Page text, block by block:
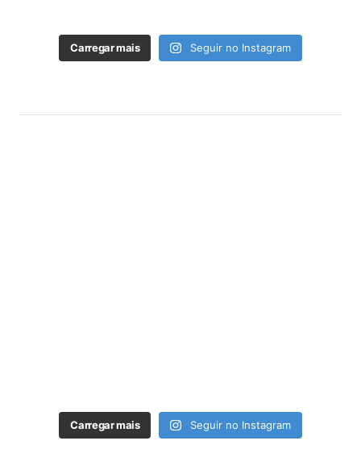
Carregar mais Seguir no Instagram
Carregar mais Seguir no Instagram